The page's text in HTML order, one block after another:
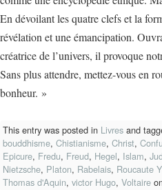
En dévoilant les quatre clefs et la
révélation et une émancipation.
créatrice de l’univers, il provoque
Sans plus attendre, mettez-vous en
bonheur. »
This entry was posted in Livres and
bouddhisme, Chistianisme, Christ,
Epicure, Fredu, Freud, Hegel, Islam,
Nietzsche, Platon, Rabelais, Roucaute
Thomas d'Aquin, victor Hugo, Voltaire